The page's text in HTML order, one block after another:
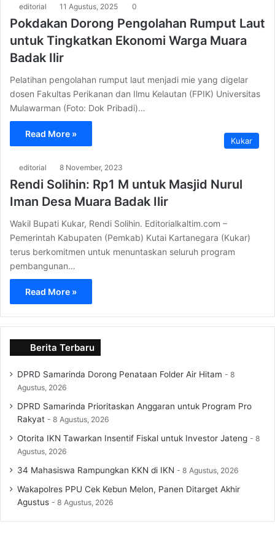
editorial 11 Agustus, 2025 0
Pokdakan Dorong Pengolahan Rumput Laut
untuk Tingkatkan Ekonomi Warga Muara
Badak Ilir
Pelatihan pengolahan rumput laut menjadi mie yang digelar
dosen Fakultas Perikanan dan Ilmu Kelautan (FPIK) Universitas
Mulawarman (Foto: Dok Pribadi)…
Read More »
Kukar
editorial 8 November, 2023
Rendi Solihin: Rp1 M untuk Masjid Nurul
Iman Desa Muara Badak Ilir
Wakil Bupati Kukar, Rendi Solihin. Editorialkaltim.com –
Pemerintah Kabupaten (Pemkab) Kutai Kartanegara (Kukar)
terus berkomitmen untuk menuntaskan seluruh program
pembangunan…
Read More »
Berita Terbaru
DPRD Samarinda Dorong Penataan Folder Air Hitam
8
Agustus, 2026
DPRD Samarinda Prioritaskan Anggaran untuk Program Pro
Rakyat
8 Agustus, 2026
Otorita IKN Tawarkan Insentif Fiskal untuk Investor Jateng
8
Agustus, 2026
34 Mahasiswa Rampungkan KKN di IKN 8 Agustus, 2026
Wakapolres PPU Cek Kebun Melon, Panen Ditarget Akhir
Agustus
8 Agustus, 2026